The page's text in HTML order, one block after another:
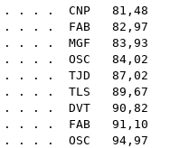
. . . . CNP 81,48
. . . . FAB 82,97
. . . . MGF 83,93
. . . . OSC 84,02
. . . . TJD 87,02
. . . . TLS 89,67
. . . . DVT 90,82
. . . . FAB 91,10
. . . . OSC 94,97